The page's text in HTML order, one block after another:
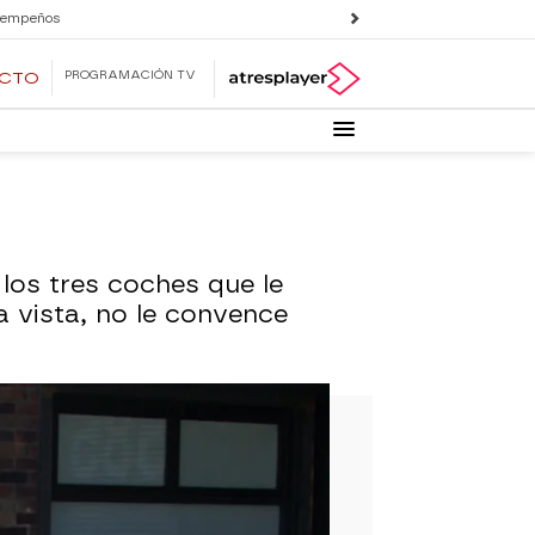
PROGRAMACIÓN TV
tres coches que le
vista, no le convence